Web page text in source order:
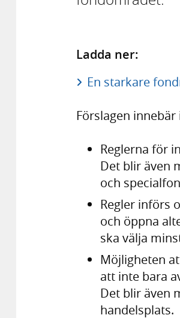
Ladda ner:
En starkare
Förslagen
Reglerna för
Det blir även
och
Regler införs
och öppna
ska välja
Möjligheten
att inte bara
Det blir även
handelsplats.